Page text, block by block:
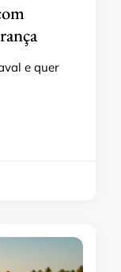
e quer